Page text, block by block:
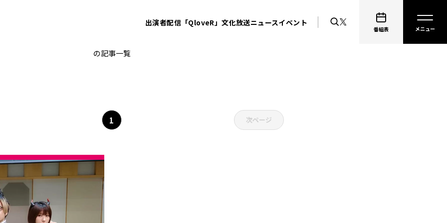
出演者配信「QloveR」文化放送ニュースイベント
番組表
サキュバス
の記事一覧
1 次ページ